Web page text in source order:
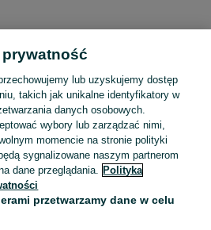
nie jest już dostępne
prywatność
lub uzyskujemy dostęp
takich jak unikalne identyfikatory w
danych osobowych.
wybory lub zarządzać nimi,
momencie na stronie polityki
sygnalizowane naszym partnerom
dane przeglądania. Polityka
przetwarzamy dane w celu